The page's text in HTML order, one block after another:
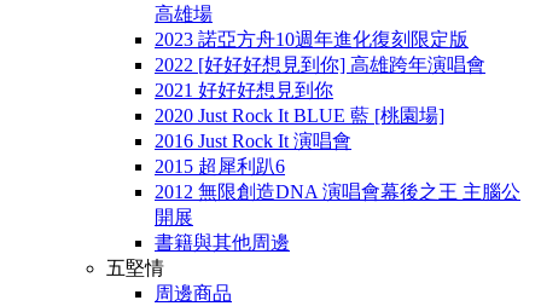
高雄場
2023 諾亞方舟10週年進化復刻限定版
2022 [好好好想見到你] 高雄跨年演唱會
2021 好好好想見到你
2020 Just Rock It BLUE 藍 [桃園場]
2016 Just Rock It 演唱會
2015 超犀利趴6
2012 無限創造DNA 演唱會幕後之王 主腦公
開展
書籍與其他周邊
五堅情
周邊商品